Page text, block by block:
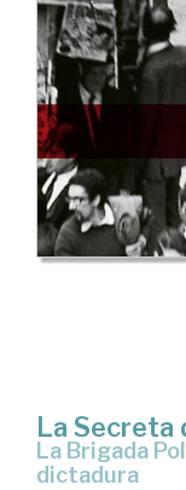
La Secreta
la Brigada Político-Social durante la
dictadura